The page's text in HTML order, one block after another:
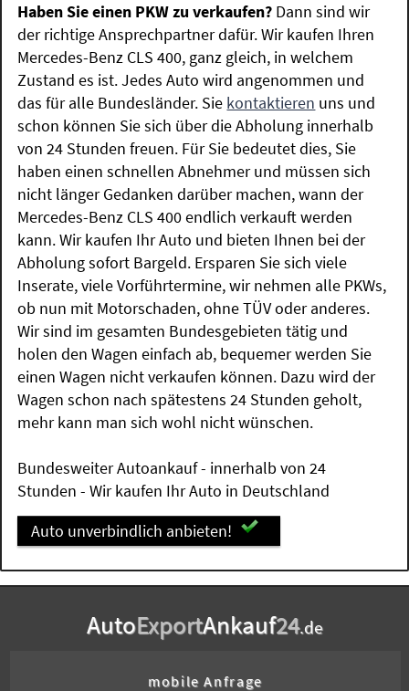
Haben Sie einen PKW zu verkaufen? Dann sind wir
der richtige Ansprechpartner dafür. Wir kaufen Ihren
Mercedes-Benz CLS 400, ganz gleich, in welchem
Zustand es ist. Jedes Auto wird angenommen und
das für alle Bundesländer. Sie kontaktieren uns und
schon können Sie sich über die Abholung innerhalb
von 24 Stunden freuen. Für Sie bedeutet dies, Sie
haben einen schnellen Abnehmer und müssen sich
nicht länger Gedanken darüber machen, wann der
Mercedes-Benz CLS 400 endlich verkauft werden
kann. Wir kaufen Ihr Auto und bieten Ihnen bei der
Abholung sofort Bargeld. Ersparen Sie sich viele
Inserate, viele Vorführtermine, wir nehmen alle PKWs,
ob nun mit Motorschaden, ohne TÜV oder anderes.
Wir sind im gesamten Bundesgebieten tätig und
holen den Wagen einfach ab, bequemer werden Sie
einen Wagen nicht verkaufen können. Dazu wird der
Wagen schon nach spätestens 24 Stunden geholt,
mehr kann man sich wohl nicht wünschen.
Bundesweiter Autoankauf - innerhalb von 24
Stunden - Wir kaufen Ihr Auto in Deutschland
Auto unverbindlich anbieten!
AutoExportAnkauf24.de
mobile Anfrage